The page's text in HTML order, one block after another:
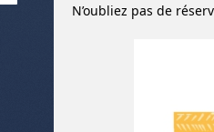
N’oubliez pas de